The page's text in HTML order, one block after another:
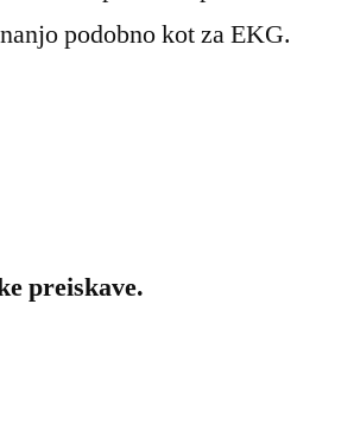
podobno kot za EKG.
preiskave.